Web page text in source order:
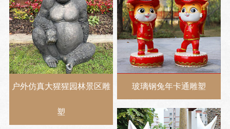
户外仿真大猩猩园林景区雕
塑
玻璃钢兔年卡通雕塑